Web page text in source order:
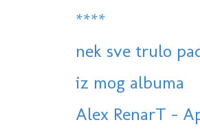
****
nek sve trulo
iz mog albuma
Alex RenarT -